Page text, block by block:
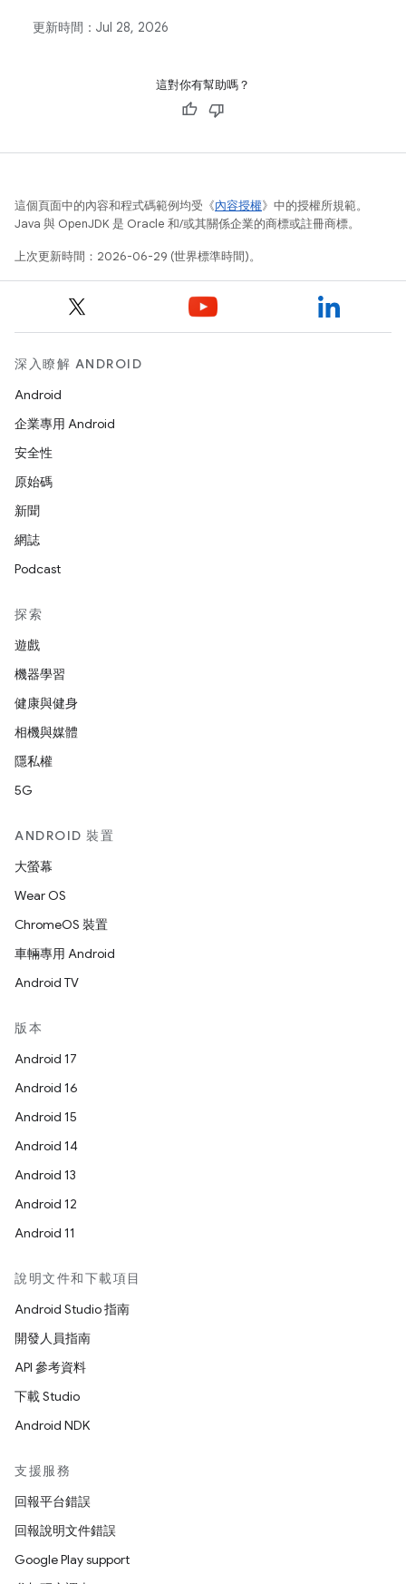
更新時間： Jul 28, 2026
這對你有幫助嗎？
這個頁面中的內容和程式碼範例均受《內容授權》中的授權所規範。
Java 與 OpenJDK 是 Oracle 和/或其關係企業的商標或註冊商標。
上次更新時間：2026-06-29 (世界標準時間)。
深入瞭解 ANDROID
Android
企業專用 Android
安全性
原始碼
新聞
網誌
Podcast
探索
遊戲
機器學習
健康與健身
相機與媒體
隱私權
5G
ANDROID 裝置
大螢幕
Wear OS
ChromeOS 裝置
車輛專用 Android
Android TV
版本
Android 17
Android 16
Android 15
Android 14
Android 13
Android 12
Android 11
說明文件和下載項目
Android Studio 指南
開發人員指南
API 參考資料
下載 Studio
Android NDK
支援服務
回報平台錯誤
回報說明文件錯誤
Google Play support